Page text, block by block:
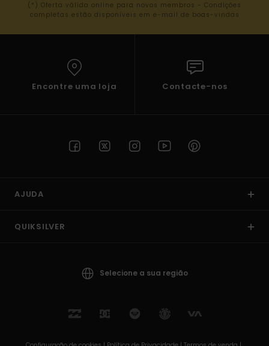
(*) Oferta válida online para novos membros - Condições
completas estão disponíveis em e-mail de boas-vindas
Encontre uma loja Contacte-nos
AJUDA
QUIKSILVER
Selecione a sua região